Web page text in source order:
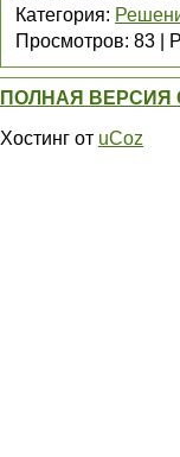
Категория:
Просмотров: 83
ПОЛНАЯ ВЕРСИЯ
Хостинг от uCoz